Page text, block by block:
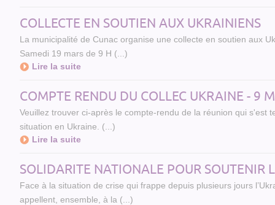
COLLECTE EN SOUTIEN AUX UKRAINIENS
La municipalité de Cunac organise une collecte en soutien aux
Samedi 19 mars de 9 H (...)
Lire la suite
COMPTE RENDU DU COLLEC UKRAINE - 9
Veuillez trouver ci-après le compte-rendu de la réunion qui
situation en Ukraine. (...)
Lire la suite
SOLIDARITE NATIONALE POUR SOUTENIR
Face à la situation de crise qui frappe depuis plusieurs jours
appellent, ensemble, à la (...)